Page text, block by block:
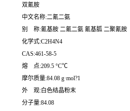
双氰胺
中文名称:二氰二氨
别 称:氰基胺 二氰二氨 氰基胍 二聚氰胺
化学式:C2H4N4
CAS:461-58-5
熔 点:209.5 °C℃
摩尔质量:84.08 g·mol?1
外 观:白色结晶粉末
分子量:84.08